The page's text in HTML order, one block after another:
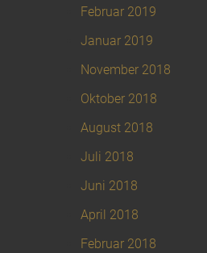
Februar 2019
Januar 2019
November 2018
Oktober 2018
August 2018
Juli 2018
Juni 2018
April 2018
Februar 2018